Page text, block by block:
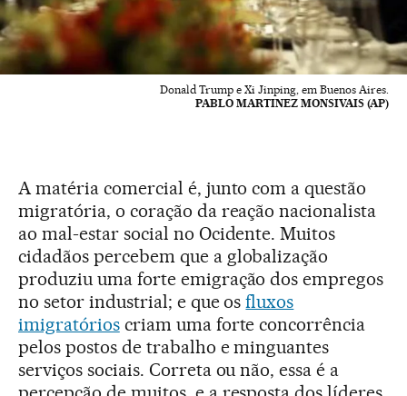
Donald Trump e Xi Jinping, em Buenos Aires.
PABLO MARTINEZ MONSIVAIS (AP)
A matéria comercial é, junto com a questão
migratória, o coração da reação nacionalista
ao mal-estar social no Ocidente. Muitos
cidadãos percebem que a globalização
produziu uma forte emigração dos empregos
no setor industrial; e que osfluxos
imigratórioscriam uma forte concorrência
pelos postos de trabalho e minguantes
serviços sociais. Correta ou não, essa é a